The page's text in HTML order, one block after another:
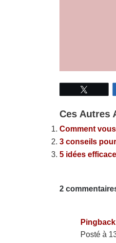
Ces Autres
Comment
3 conseils
5 idées
2
Posté à